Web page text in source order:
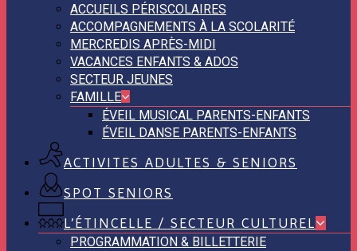
ACCUEILS PÉRISCOLAIRES
ACCOMPAGNEMENTS À LA SCOLARITÉ
MERCREDIS APRÈS-MIDI
VACANCES ENFANTS & ADOS
SECTEUR JEUNES
FAMILLE
ÉVEIL MUSICAL PARENTS-ENFANTS
ÉVEIL DANSE PARENTS-ENFANTS
ACTIVITES ADULTES & SENIORS
SPOT SENIORS
L’ÉTINCELLE / SECTEUR CULTUREL
PROGRAMMATION & BILLETTERIE